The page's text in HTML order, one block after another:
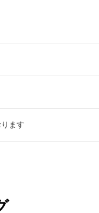
ます